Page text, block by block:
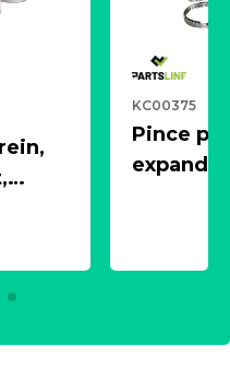
KC00375
Pince